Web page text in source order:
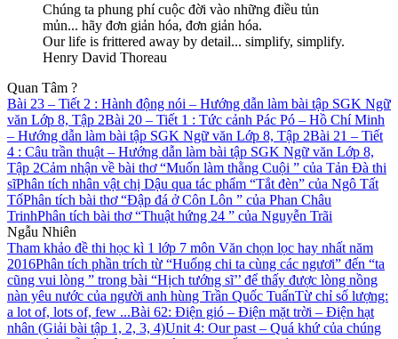
Chúng ta phung phí cuộc đời vào những điều tủn
mủn... hãy đơn giản hóa, đơn giản hóa.
Our life is frittered away by detail... simplify, simplify.
Henry David Thoreau
Quan Tâm ?
Bài 23 – Tiết 2 : Hành động nói – Hướng dẫn làm bài tập SGK Ngữ
văn Lớp 8, Tập 2Bài 20 – Tiết 1 : Tức cảnh Pác Pó – Hồ Chí Minh
– Hướng dẫn làm bài tập SGK Ngữ văn Lớp 8, Tập 2Bài 21 – Tiết
4 : Câu trần thuật – Hướng dẫn làm bài tập SGK Ngữ văn Lớp 8,
Tập 2Cảm nhận về bài thơ “Muốn làm thằng Cuội ” của Tản Đà thi
sĩPhân tích nhân vật chị Dậu qua tác phẩm “Tắt đèn” của Ngô Tất
TốPhân tích bài thơ “Đập đá ở Côn Lôn ” của Phan Châu
TrinhPhân tích bài thơ “Thuật hứng 24 ” của Nguyễn Trãi
Ngẫu Nhiên
Tham khảo đề thi học kì 1 lớp 7 môn Văn chọn lọc hay nhất năm
2016Phân tích phần trích từ “Huống chi ta cùng các ngươi” đến “ta
cũng vui lòng ” trong bài “Hịch tướng sĩ’’ để thấy được lòng nồng
nàn yêu nước của người anh hùng Trần Quốc TuấnTừ chỉ số lượng:
a lot of, lots of, few ...Bài 62: Điện gió – Điện mặt trời – Điện hạt
nhân (Giải bài tập 1, 2, 3, 4)Unit 4: Our past – Quá khứ của chúng